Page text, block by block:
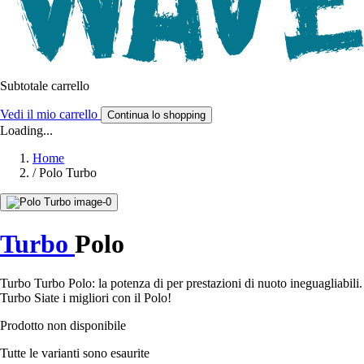
Subtotale carrello
Vedi il mio carrello Continua lo shopping
Loading...
Home
/ Polo Turbo
Turbo Polo
Turbo Turbo Polo: la potenza di per prestazioni di nuoto ineguagliabili.
Turbo Siate i migliori con il Polo!
Prodotto non disponibile
Tutte le varianti sono esaurite